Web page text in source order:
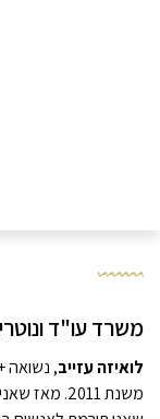
משרד עו"ד
לואיזה עזייב
משנת 2011.